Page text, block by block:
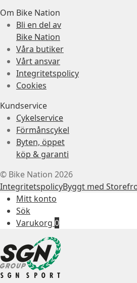
Om Bike Nation
Bli en del av
Bike Nation
Våra butiker
Vårt ansvar
Integritetspolicy
Cookies
Kundservice
Cykelservice
Förmånscykel
Byten, öppet
köp & garanti
© Bike Nation 2026
IntegritetspolicyByggt med
Mitt konto
Sök
Varukorg 0